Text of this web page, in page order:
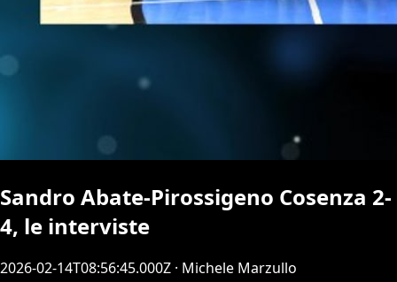
Sandro Abate-Pirossigeno Cosenza 2-
4, le interviste
2026-02-14T08:56:45.000Z · Michele Marzullo